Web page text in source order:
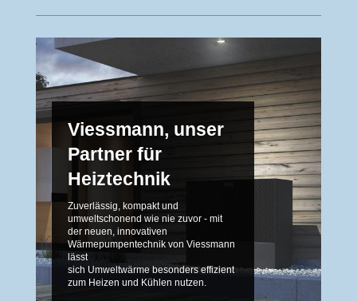
Viessmann, unser
Partner für
Heiztechnik
Zuverlässig, kompakt und
umweltschonend wie nie zuvor - mit
der neuen, innovativen
Wärmepumpentechnik von Viessmann
lässt
sich Umweltwärme besonders effizient
zum Heizen und Kühlen nutzen.